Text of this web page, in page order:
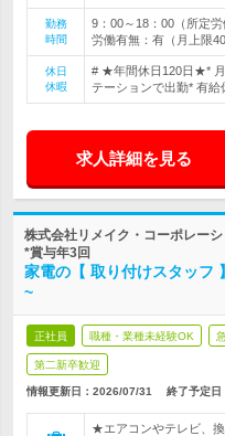
勤務
時間
9：00～18：00（所定
労働有無：有（月上限
休日
休暇
# ★年間休日120日★*
テーションで出勤* 有給
求人詳細を見る
株式会社リメイク・コーポレー
*賞与年3回
家電の【 取り付けスタッフ
~
正社員 職種・業種未経験OK
第二新卒歓迎
情報更新日：2026/07/31 終了予定日
★エアコンやテレビ、